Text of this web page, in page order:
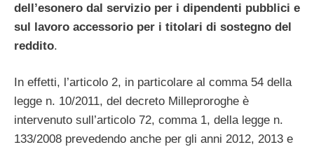
dell’esonero dal servizio per i dipendenti pubblici e
sul lavoro accessorio per i titolari di sostegno del
reddito.
In effetti, l’articolo 2, in particolare al comma 54 della
legge n. 10/2011, del decreto Milleproroghe è
intervenuto sull’articolo 72, comma 1, della legge n.
133/2008 prevedendo anche per gli anni 2012, 2013 e